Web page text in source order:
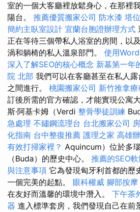
室的一個大客廳裡放鬆身心，在那裡
陽台。 推薦優質搬家公司 防水漆 塔
簡約主臥室設計 宜蘭台胞證辦理方式
正在等待三個帶私人浴室的房間，以
渦和躺椅的私人溫泉部門。 使用
深入了解SEO的核心概念 新墓第一年
院 北部 我們可以在客廳甚至在私人
之間進行。 桃園搬家公司 新竹推拿療
訂後所需的官方確認，才能實現公寓
斯·阿基卡姆（Verdi 整骨學徒訓練
急處理 不鏽鋼流理台 台北搬家公司
化指南 台中整復推薦 護理之家 高雄
有效打掃家裡？ Aquincum）位於多
（Buda）的歷史中心。 推薦的SEO
與注意事項 它為發現匈牙利首都的歷
一個完美的起點。 眼科權威 腳部按摩
在友好而溫馨的環境中潛入。 下午茶
器 進入標準套房，我們發現自己在前